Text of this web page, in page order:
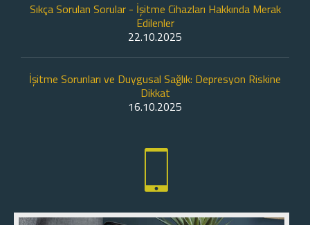
Sıkça Sorulan Sorular - İşitme Cihazları Hakkında Merak
Edilenler
22.10.2025
İşitme Sorunları ve Duygusal Sağlık: Depresyon Riskine
Dikkat
16.10.2025